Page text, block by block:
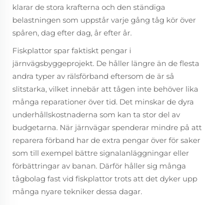
klarar de stora krafterna och den ständiga
belastningen som uppstår varje gång tåg kör över
spåren, dag efter dag, år efter år.
Fiskplattor spar faktiskt pengar i
järnvägsbyggeprojekt. De håller längre än de flesta
andra typer av rälsförband eftersom de är så
slitstarka, vilket innebär att tågen inte behöver lika
många reparationer över tid. Det minskar de dyra
underhållskostnaderna som kan ta stor del av
budgetarna. När järnvägar spenderar mindre på att
reparera förband har de extra pengar över för saker
som till exempel bättre signalanläggningar eller
förbättringar av banan. Därför håller sig många
tågbolag fast vid fiskplattor trots att det dyker upp
många nyare tekniker dessa dagar.